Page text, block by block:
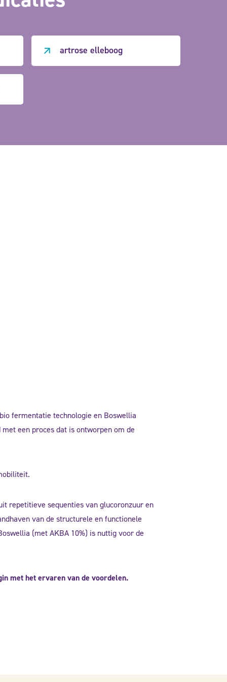
artrose elleboog
fermentatie technologie en Boswellia
een proces dat is ontworpen om de
repetitieve sequenties van glucoronzuur en
van de structurele en functionele
(met AKBA 10%) is nuttig voor de
met het ervaren van de voordelen.